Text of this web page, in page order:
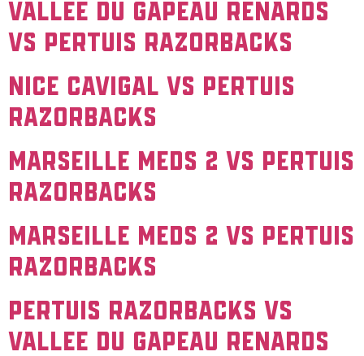
VALLEE DU GAPEAU Renards
vs PERTUIS Razorbacks
NICE Cavigal vs PERTUIS
Razorbacks
MARSEILLE Meds 2 vs PERTUIS
Razorbacks
MARSEILLE Meds 2 vs PERTUIS
Razorbacks
PERTUIS Razorbacks vs
VALLEE DU GAPEAU Renards